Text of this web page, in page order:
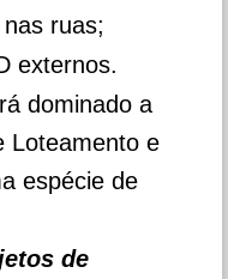
ruas;
externos.
dominado a
Loteamento e
espécie de
de